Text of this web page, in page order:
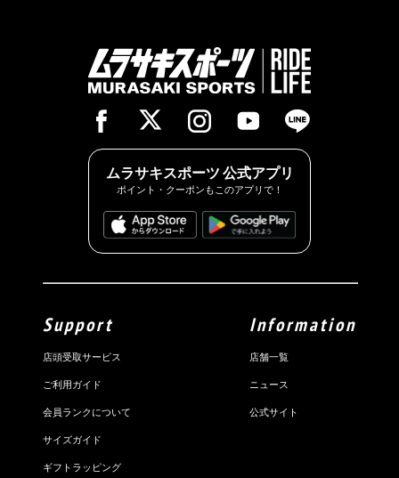
ムラサキスポーツ 公式アプリ
ポイント・クーポンもこのアプリで！
Support
店頭受取サービス
ご利用ガイド
会員ランクについて
サイズガイド
ギフトラッピング
Information
店舗一覧
ニュース
公式サイト